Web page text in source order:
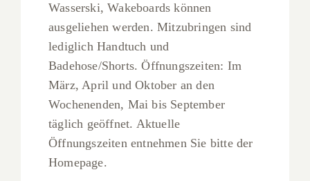
Wasserski, Wakeboards können
ausgeliehen werden. Mitzubringen sind
lediglich Handtuch und
Badehose/Shorts. Öffnungszeiten: Im
März, April und Oktober an den
Wochenenden, Mai bis September
täglich geöffnet. Aktuelle
Öffnungszeiten entnehmen Sie bitte der
Homepage.